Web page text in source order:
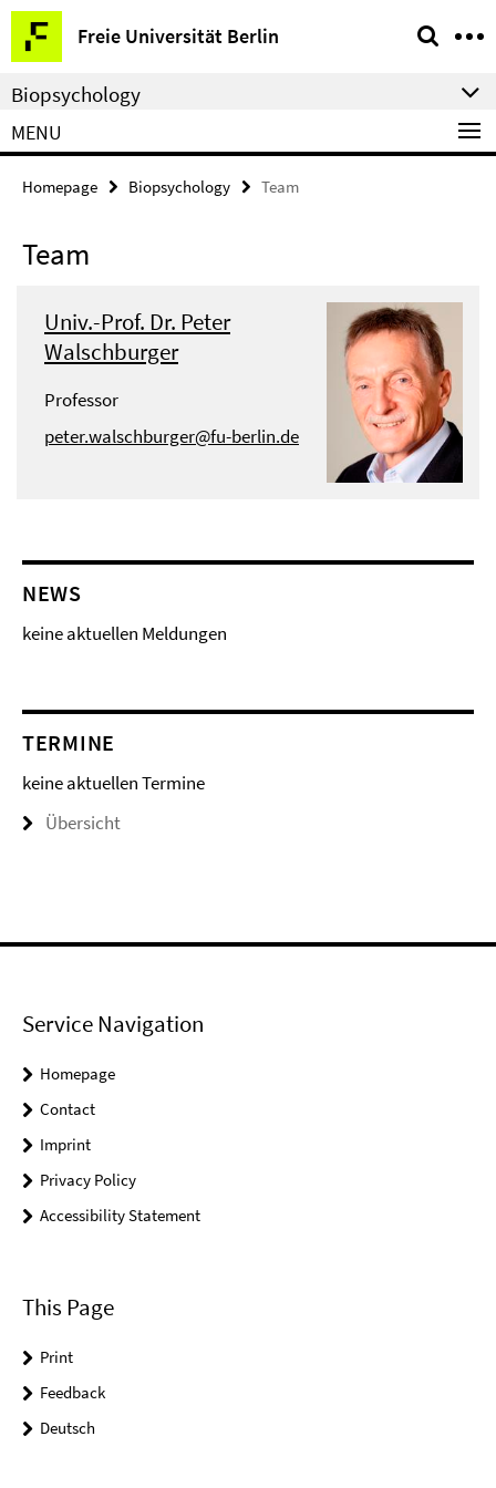
Springe
direkt
zu
Inhalt
Freie Universität Berlin
Service
Navigation
Biopsychology
MENU
Homepage Biopsychology Team
Team
Univ.-Prof. Dr. Peter
Walschburger
Professor
peter.walschburger@fu-berlin.de
NEWS
keine aktuellen Meldungen
TERMINE
keine aktuellen Termine
Übersicht
Service Navigation
Homepage
Contact
Imprint
Privacy Policy
Accessibility Statement
This Page
Print
Feedback
Deutsch